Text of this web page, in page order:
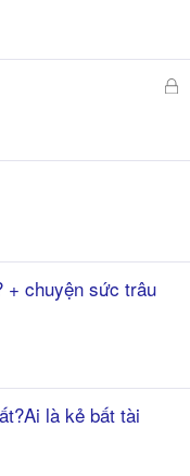
Đ
h
+ chuyện sức trâu
là kẻ bất tài